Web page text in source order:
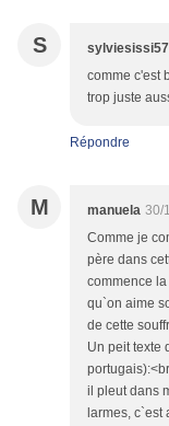
S sylviesissi57
comme c'est
trop juste
Répondre
M manuela 30/
Comme je
père dans
commence
qu`on aime
de cette
Un peit texte
il pleut dans
larmes,